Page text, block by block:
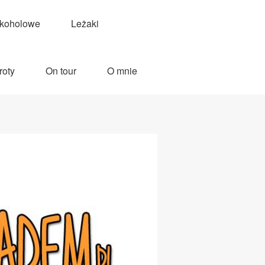
Leżaki
On tour O mnie